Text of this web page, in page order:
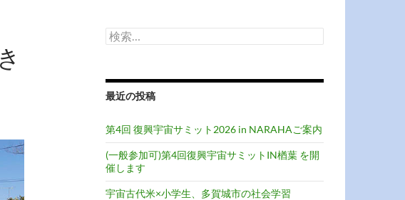
検
索:
最近の投稿
第4回 復興宇宙サミット2026 in NARAHAご案内
(一般参加可)第4回復興宇宙サミットIN楢葉 を開
催します
宇宙古代米×小学生、多賀城市の社会学習